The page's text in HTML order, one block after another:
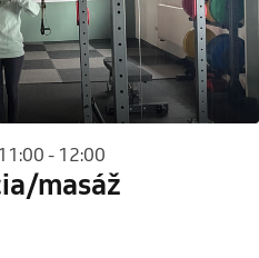
11:00 - 12:00
masáž